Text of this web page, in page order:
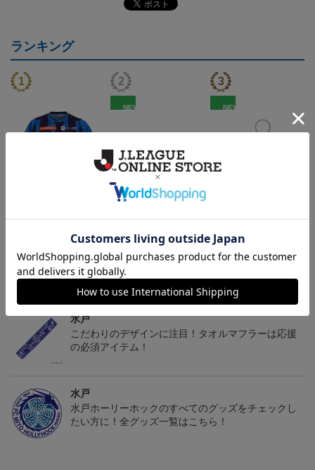
ランキング
NEW NEW
水戸
こだわりのデザインに注目！タオルマフラーは応援
の必須アイテム！
水戸
水戸ホーリーホックのすべてのグッズをチェックし
たい方に！全グッズ一覧はこちら！